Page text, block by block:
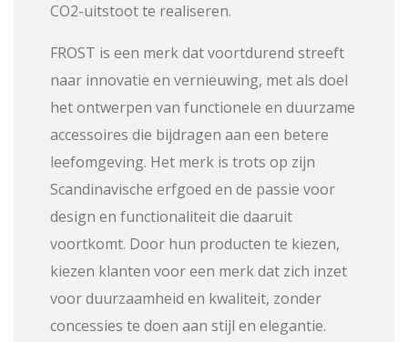
CO2-uitstoot te realiseren.
FROST is een merk dat voortdurend streeft
naar innovatie en vernieuwing, met als doel
het ontwerpen van functionele en duurzame
accessoires die bijdragen aan een betere
leefomgeving. Het merk is trots op zijn
Scandinavische erfgoed en de passie voor
design en functionaliteit die daaruit
voortkomt. Door hun producten te kiezen,
kiezen klanten voor een merk dat zich inzet
voor duurzaamheid en kwaliteit, zonder
concessies te doen aan stijl en elegantie.